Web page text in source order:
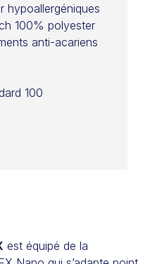
hypoallergéniques
100% polyester
anti-acariens
100
est équipé de la